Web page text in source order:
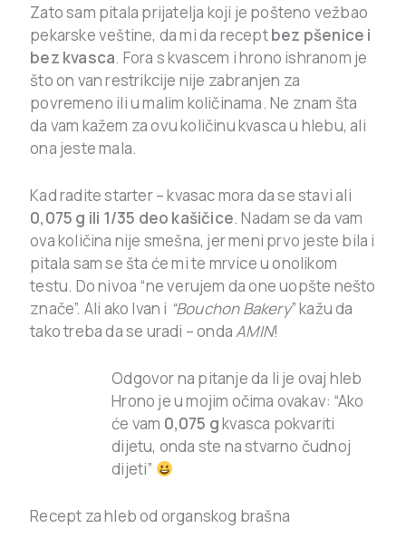
Zato sam pitala prijatelja koji je pošteno vežbao
pekarske veštine, da mi da receptbez pšenice i
bez kvasca. Fora s kvascem i hrono ishranom je
što on van restrikcije nije zabranjen za
povremeno ili u malim količinama. Ne znam šta
da vam kažem za ovu količinu kvasca u hlebu, ali
ona jeste mala.
Kad radite starter – kvasac mora da se stavi ali
0,075 g ili 1/35 deo kašičice. Nadam se da vam
ova količina nije smešna, jer meni prvo jeste bila i
pitala sam se šta će mi te mrvice u onolikom
testu. Do nivoa “ne verujem da one uopšte nešto
znače”. Ali ako Ivan i “Bouchon Bakery” kažu da
tako treba da se uradi – ondaAMIN!
Odgovor na pitanje da li je ovaj hleb
Hrono je u mojim očima ovakav: “Ako
će vam 0,075 gkvasca pokvariti
dijetu, onda ste na stvarno čudnoj
dijeti”
Recept za hleb od organskog brašna